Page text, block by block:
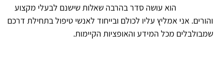
הוא עושה סדר בהרבה שאלות שישנם לבעלי מקצוע
והורים. אני אמליץ עליו לכולם ובייחוד לאנשי טיפול בתחילת דרכם
שמבולבלים מכל המידע והאופציות הקיימות.